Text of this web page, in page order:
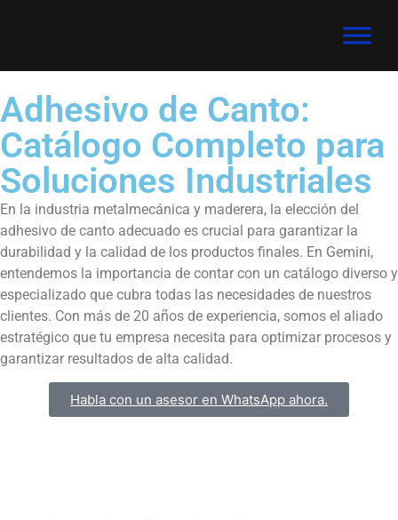
Adhesivo de Canto:
Catálogo Completo para
Soluciones Industriales
En la industria metalmecánica y maderera, la elección del
adhesivo de canto adecuado es crucial para garantizar la
durabilidad y la calidad de los productos finales. En Gemini,
entendemos la importancia de contar con un catálogo diverso y
especializado que cubra todas las necesidades de nuestros
clientes. Con más de 20 años de experiencia, somos el aliado
estratégico que tu empresa necesita para optimizar procesos y
garantizar resultados de alta calidad.
Habla con un asesor en WhatsApp ahora.